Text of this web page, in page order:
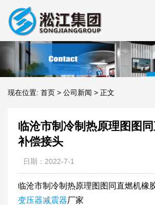
现在位置: 首页 > 公司新闻 > 正文
临沧市制冷制热原理图图
补偿接头
日期：2022-7-1
临沧市制冷制热原理图图同直燃机橡
变压器减震器厂家